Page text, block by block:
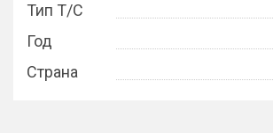
Тип Т/С
Год
Страна